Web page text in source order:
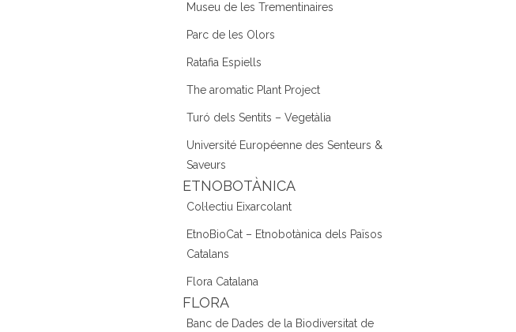
Museu de les Trementinaires
Parc de les Olors
Ratafia Espiells
The aromatic Plant Project
Turó dels Sentits – Vegetàlia
Université Européenne des Senteurs &
Saveurs
ETNOBOTÀNICA
Col·lectiu Eixarcolant
EtnoBioCat – Etnobotànica dels Països
Catalans
Flora Catalana
FLORA
Banc de Dades de la Biodiversitat de